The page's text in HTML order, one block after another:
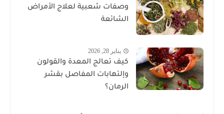
وصفات شعبية لعلاج الأمراض
الشائعة
يناير 28, 2026
كيف تعالج المعدة والقولون
وإلتهابات المفاصل بقشر
الرمان؟